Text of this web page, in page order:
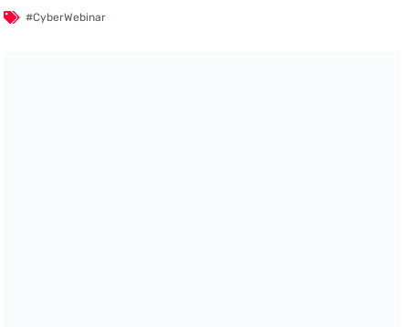
#CyberWebinar